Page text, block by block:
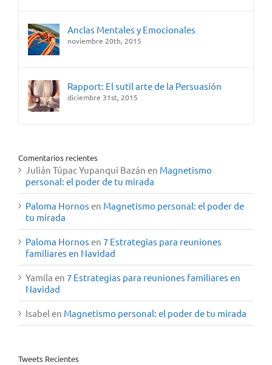
Anclas Mentales y Emocionales
noviembre 20th, 2015
Rapport: El sutil arte de la Persuasión
diciembre 31st, 2015
Comentarios recientes
Julián Túpac Yupanqui Bazán en Magnetismo
personal: el poder de tu mirada
Paloma Hornos en Magnetismo personal: el poder de
tu mirada
Paloma Hornos en 7 Estrategias para reuniones
familiares en Navidad
Yamila en 7 Estrategias para reuniones familiares en
Navidad
Isabel en Magnetismo personal: el poder de tu mirada
Tweets Recientes